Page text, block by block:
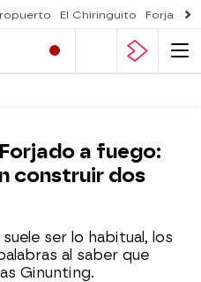
El Chiringuito Forjado
a fuego:
construir dos
ser lo habitual, los
al saber que
Ginunting.